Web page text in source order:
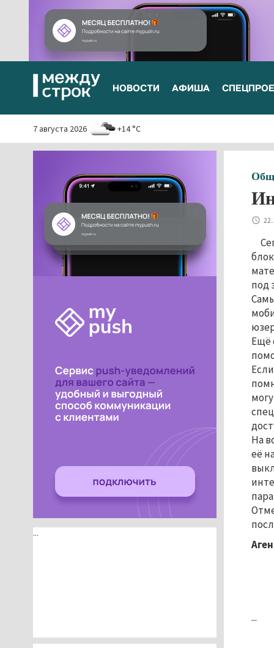
НОВОСТИ АФИША
7 августа 2026 +14 °C
под
Ещё
На
её
...
...